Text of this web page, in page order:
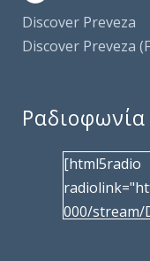
Discover Preveza
Discover Preveza
Ραδιοφωνία
[html5radio
000/stream/